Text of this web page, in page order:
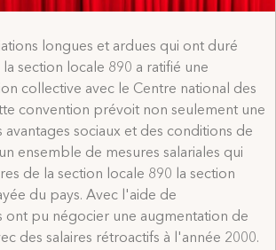
longues et ardues qui ont duré
section locale 890 a ratifié une
collective avec le Centre national des
convention prévoit non seulement une
avantages sociaux et des conditions de
ensemble de mesures salariales qui
de la section locale 890 la section
du pays. Avec l'aide de
ont pu négocier une augmentation de
des salaires rétroactifs à l'année 2000.